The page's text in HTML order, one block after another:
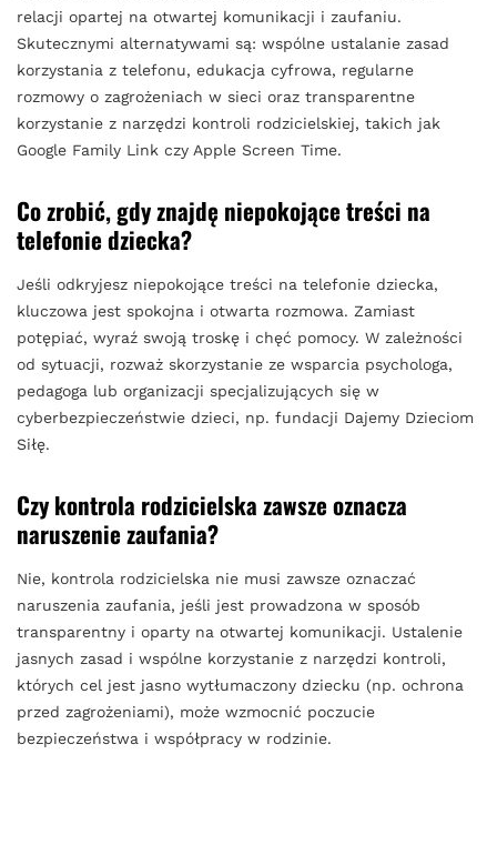
relacji opartej na otwartej komunikacji i zaufaniu.
Skutecznymi alternatywami są: wspólne ustalanie zasad
korzystania z telefonu, edukacja cyfrowa, regularne
rozmowy o zagrożeniach w sieci oraz transparentne
korzystanie z narzędzi kontroli rodzicielskiej, takich jak
Google Family Link czy Apple Screen Time.
Co zrobić, gdy znajdę niepokojące treści na
telefonie dziecka?
Jeśli odkryjesz niepokojące treści na telefonie dziecka,
kluczowa jest spokojna i otwarta rozmowa. Zamiast
potępiać, wyraź swoją troskę i chęć pomocy. W zależności
od sytuacji, rozważ skorzystanie ze wsparcia psychologa,
pedagoga lub organizacji specjalizujących się w
cyberbezpieczeństwie dzieci, np. fundacji Dajemy Dzieciom
Siłę.
Czy kontrola rodzicielska zawsze oznacza
naruszenie zaufania?
Nie, kontrola rodzicielska nie musi zawsze oznaczać
naruszenia zaufania, jeśli jest prowadzona w sposób
transparentny i oparty na otwartej komunikacji. Ustalenie
jasnych zasad i wspólne korzystanie z narzędzi kontroli,
których cel jest jasno wytłumaczony dziecku (np. ochrona
przed zagrożeniami), może wzmocnić poczucie
bezpieczeństwa i współpracy w rodzinie.